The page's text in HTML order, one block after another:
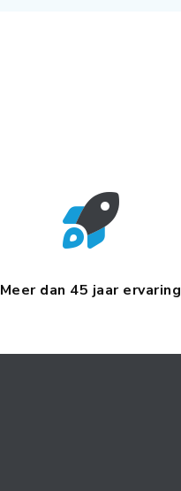
Meer dan 45 jaar ervaring